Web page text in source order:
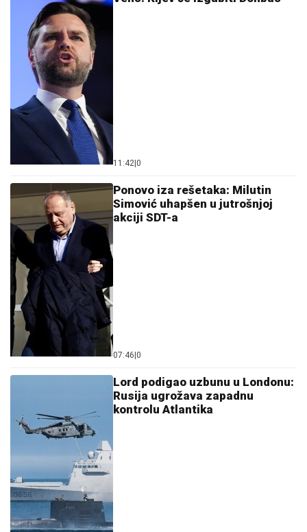
11:42 0
Ponovo iza rešetaka: Milutin
Simović uhapšen u jutrošnjoj
akciji SDT-a
07:46 0
Lord podigao uzbunu u Londonu:
Rusija ugrožava zapadnu
kontrolu Atlantika